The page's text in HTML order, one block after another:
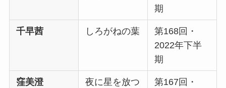
期
千早茜 しろがねの葉
第168回・
2022年下半
期
窪美澄 夜に星を放つ
第167回・